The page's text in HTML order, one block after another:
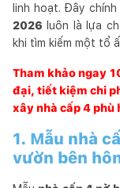
linh hoạt. Đây chính
2026 luôn là lựa
khi tìm kiếm một tổ
Tham khảo ngay
đại, tiết kiệm chi
xây nhà cấp 4 phù
1. Mẫu nhà
vườn bên